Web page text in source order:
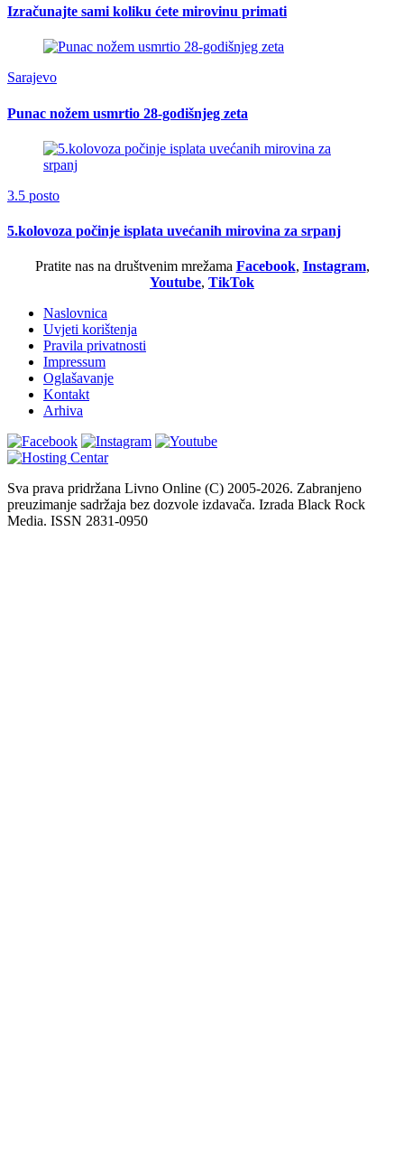
Izračunajte sami koliku ćete mirovinu primati
Sarajevo
Punac nožem usmrtio 28-godišnjeg zeta
3.5 posto
5.kolovoza počinje isplata uvećanih mirovina za srpanj
Pratite nas na društvenim mrežama Facebook, Instagram,
Youtube, TikTok
Naslovnica
Uvjeti korištenja
Pravila privatnosti
Impressum
Oglašavanje
Kontakt
Arhiva
Sva prava pridržana Livno Online (C) 2005-2026. Zabranjeno
preuzimanje sadržaja bez dozvole izdavača. Izrada Black Rock
Media. ISSN 2831-0950